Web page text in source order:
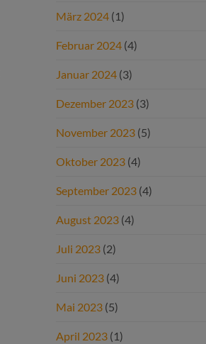
März 2024 (1)
Februar 2024 (4)
Januar 2024 (3)
Dezember 2023 (3)
November 2023 (5)
Oktober 2023 (4)
September 2023 (4)
August 2023 (4)
Juli 2023 (2)
Juni 2023 (4)
Mai 2023 (5)
April 2023 (1)